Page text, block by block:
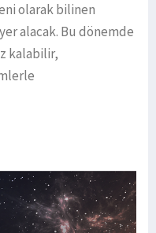
olarak bilinen
alacak. Bu dönemde
kalabilir,